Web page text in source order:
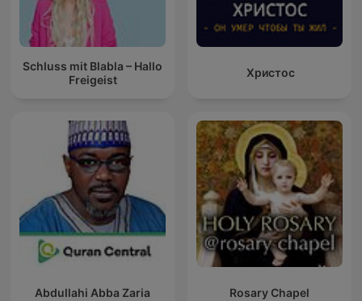
Schluss mit Blabla – Hallo
Freigeist
Христос
Abdullahi Abba Zaria Rosary Chapel